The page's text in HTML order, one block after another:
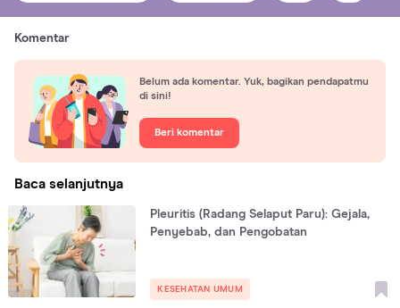
Komentar
Belum ada komentar. Yuk, bagikan pendapatmu
di sini!
Beri komentar
Baca selanjutnya
Pleuritis (Radang Selaput Paru): Gejala,
Penyebab, dan Pengobatan
KESEHATAN UMUM